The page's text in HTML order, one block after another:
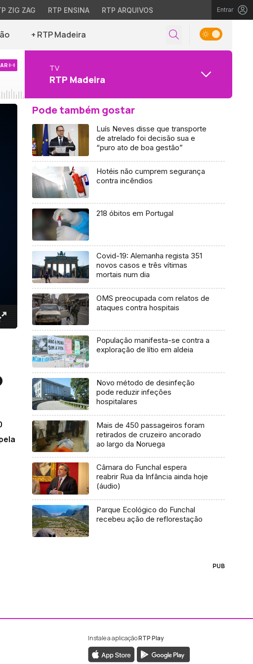
ZIG ZAG RTP ENSINA RTP ARQUIVOS Entrar
+ RTP Madeira
TV
RTP Madeira
Pode também gostar
Luís Neves disse que transporte
de atrelado foi decisão sua e
“puro ato de boa gestão”
Hotéis não cumprem segurança
contra incêndios
218 óbitos em Portugal
Covid-19: Alemanha regista 351
novos casos e três vítimas
mortais num dia
OMS preocupada com relatos de
ataques contra hospitais
População manifesta-se contra a
exploração de lítio em aldeia
Novo método de desinfeção
pode reduzir infeções
hospitalares
Mais de 450 passageiros foram
retirados de cruzeiro ancorado
ao largo da Noruega
Câmara do Funchal espera
reabrir Rua da Infância ainda hoje
(áudio)
Parque Ecológico do Funchal
recebeu ação de reflorestação
PUB
Facebook da RTP Madeira
ao Instagram da RTP Madeira
Instale a aplicaçãoRTP Play